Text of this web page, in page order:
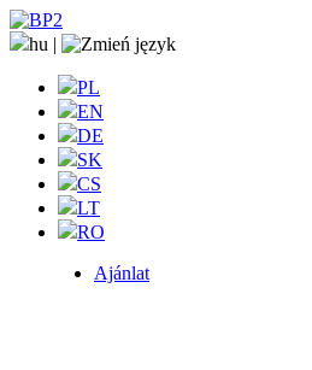
hu |
PL
EN
DE
SK
CS
LT
RO
Ajánlat